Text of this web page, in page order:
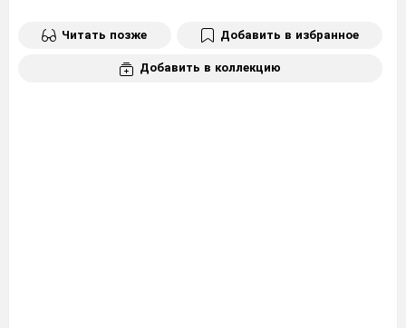
Читать позже Добавить в избранное
Добавить в коллекцию